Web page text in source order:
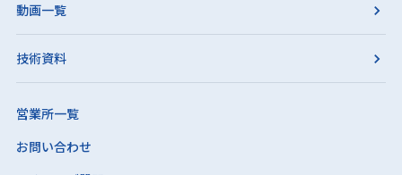
動画一覧
技術資料
営業所一覧
お問い合わせ